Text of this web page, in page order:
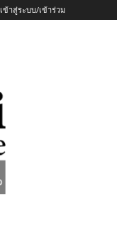
เข้าสู่ระบบ/เข้าร่วม